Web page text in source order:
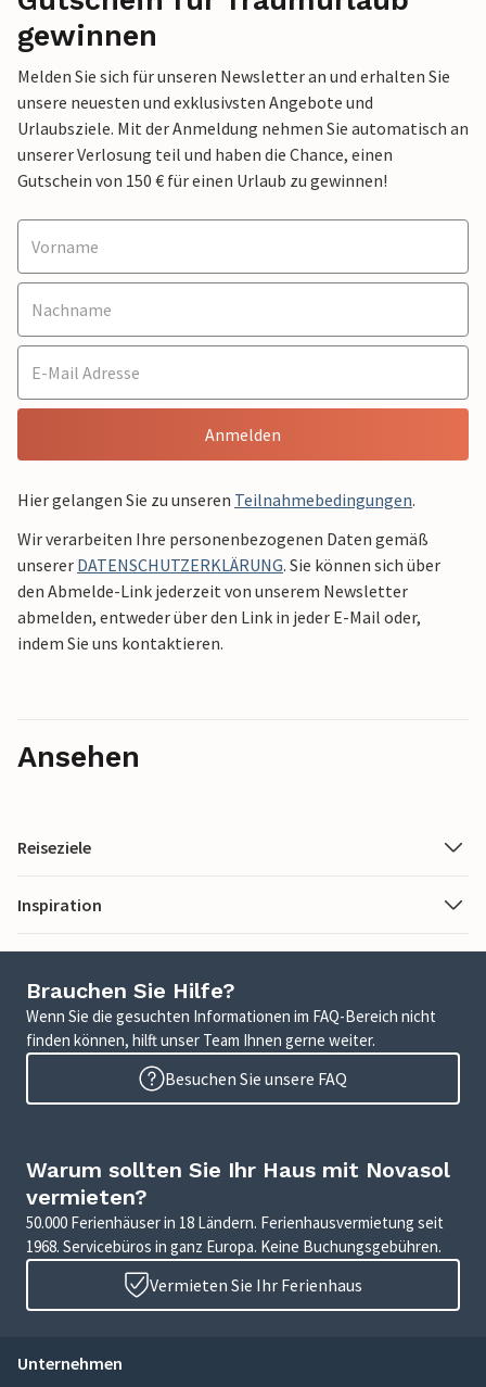
gewinnen
Melden Sie sich für unseren Newsletter an und erhalten Sie
unsere neuesten und exklusivsten Angebote und
Urlaubsziele. Mit der Anmeldung nehmen Sie automatisch an
unserer Verlosung teil und haben die Chance, einen
Gutschein von 150 € für einen Urlaub zu gewinnen!
Anmelden
Hier gelangen Sie zu unseren Teilnahmebedingungen.
Wir verarbeiten Ihre personenbezogenen Daten gemäß
unserer DATENSCHUTZERKLÄRUNG. Sie können sich über
den Abmelde-Link jederzeit von unserem Newsletter
abmelden, entweder über den Link in jeder E-Mail oder,
indem Sie uns kontaktieren.
Ansehen
Reiseziele
Inspiration
Brauchen Sie Hilfe?
Wenn Sie die gesuchten Informationen im FAQ-Bereich nicht
finden können, hilft unser Team Ihnen gerne weiter.
Besuchen Sie unsere FAQ
Warum sollten Sie Ihr Haus mit Novasol
vermieten?
50.000 Ferienhäuser in 18 Ländern. Ferienhausvermietung seit
1968. Servicebüros in ganz Europa. Keine Buchungsgebühren.
Vermieten Sie Ihr Ferienhaus
Unternehmen